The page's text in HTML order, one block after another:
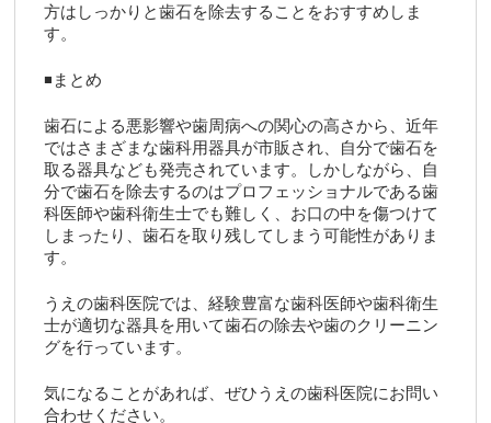
方はしっかりと歯石を除去することをおすすめしま
す。
◾️まとめ
歯石による悪影響や歯周病への関心の高さから、近年
ではさまざまな歯科用器具が市販され、自分で歯石を
取る器具なども発売されています。しかしながら、自
分で歯石を除去するのはプロフェッショナルである歯
科医師や歯科衛生士でも難しく、お口の中を傷つけて
しまったり、歯石を取り残してしまう可能性がありま
す。
うえの歯科医院では、経験豊富な歯科医師や歯科衛生
士が適切な器具を用いて歯石の除去や歯のクリーニン
グを行っています。
気になることがあれば、ぜひうえの歯科医院にお問い
合わせください。